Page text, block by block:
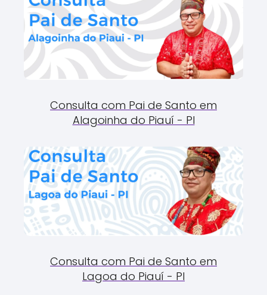
Consulta com Pai de Santo em
Alagoinha do Piauí - PI
Consulta com Pai de Santo em
Lagoa do Piauí - PI